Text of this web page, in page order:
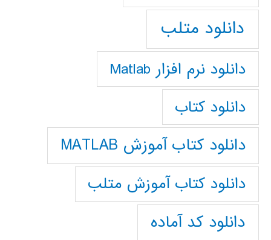
دانلود متلب
دانلود نرم افزار Matlab
دانلود کتاب
دانلود کتاب آموزش MATLAB
دانلود کتاب آموزش متلب
دانلود کد آماده